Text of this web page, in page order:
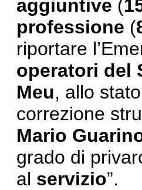
aggiuntive (
professione (
riportare
operatori del
Meu, allo
correzione
Mario
grado di
al servizio”.